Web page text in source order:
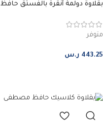
بقلاوة دولمة أنقرة بالفستق حافظ
متوفر
443.25 ر.س